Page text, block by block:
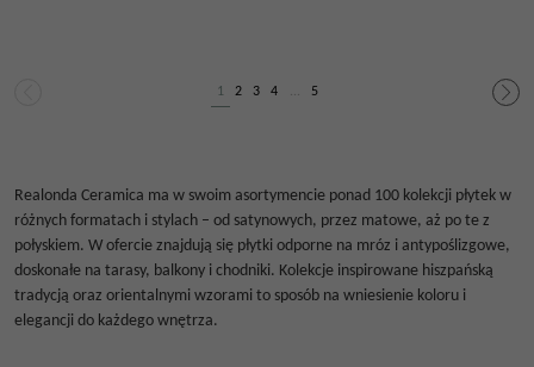
1 2 3 4 ... 5
Realonda Ceramica ma w swoim asortymencie ponad 100 kolekcji płytek w
różnych formatach i stylach – od satynowych, przez matowe, aż po te z
połyskiem. W ofercie znajdują się płytki odporne na mróz i antypoślizgowe,
doskonałe na tarasy, balkony i chodniki. Kolekcje inspirowane hiszpańską
tradycją oraz orientalnymi wzorami to sposób na wniesienie koloru i
elegancji do każdego wnętrza.